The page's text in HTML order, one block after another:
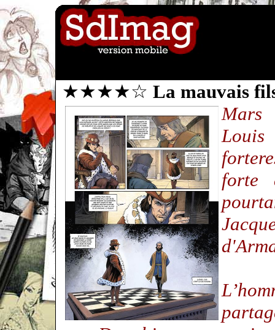
★★★★☆ La mauvais
Mars
forte